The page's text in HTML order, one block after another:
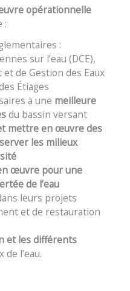
opérationnelle
:
:
sur l’eau (DCE),
et de Gestion des Eaux
Étiages
à une meilleure
du bassin versant
mettre en œuvre des
les milieux
œuvre pour une
de l’eau
leurs projets
et de restauration
et les différents
de l’eau.